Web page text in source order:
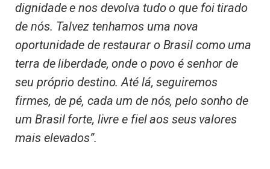
dignidade e nos devolva tudo o que foi tirado
de nós. Talvez tenhamos uma nova
oportunidade de restaurar o Brasil como uma
terra de liberdade, onde o povo é senhor de
seu próprio destino. Até lá, seguiremos
firmes, de pé, cada um de nós, pelo sonho de
um Brasil forte, livre e fiel aos seus valores
mais elevados”.